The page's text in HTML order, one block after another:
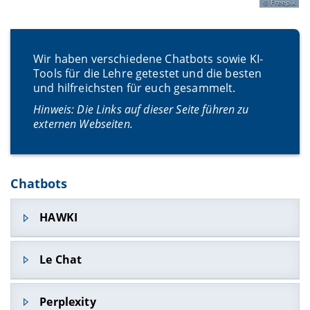
Freepik
Wir haben verschiedene Chatbots sowie KI-
Tools für die Lehre getestet und die besten
und hilfreichsten für euch gesammelt.
Hinweis: Die Links auf dieser Seite führen zu
externen Webseiten.
Chatbots
HAWKI
HAWKI
HAWKI basiert auf dem Modell GPT4o-mini von
Interface für Hochschulen. Das Angebot wurde im
Le Chat
Perplexity